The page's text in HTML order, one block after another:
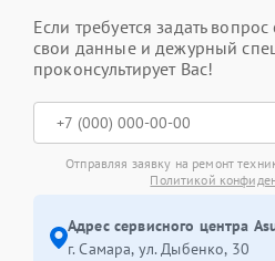
Если требуется задать вопрос
свои данные и дежурный
проконсультирует Вас!
Отправляя заявку на ремонт
Политикой
Адрес сервисного центра
г. Самара, ул. Дыбенко, 30